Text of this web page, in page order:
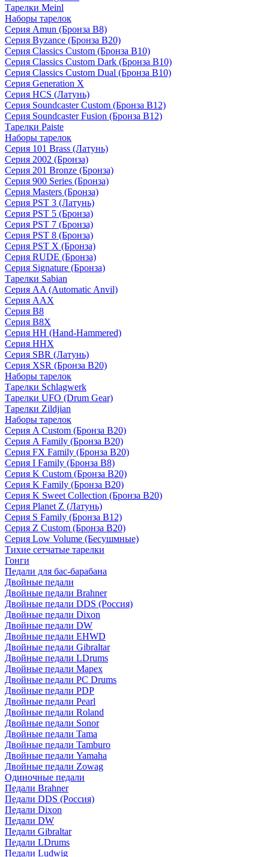
Тарелки Meinl
Наборы тарелок
Серия Amun (Бронза B8)
Серия Byzance (Бронза B20)
Серия Classics Custom (Бронза B10)
Серия Classics Custom Dark (Бронза B10)
Серия Classics Custom Dual (Бронза B10)
Серия Generation X
Серия HCS (Латунь)
Серия Soundcaster Custom (Бронза B12)
Серия Soundcaster Fusion (Бронза B12)
Тарелки Paiste
Наборы тарелок
Серия 101 Brass (Латунь)
Серия 2002 (Бронза)
Серия 201 Bronze (Бронза)
Серия 900 Series (Бронза)
Серия Masters (Бронза)
Серия PST 3 (Латунь)
Серия PST 5 (Бронза)
Серия PST 7 (Бронза)
Серия PST 8 (Бронза)
Серия PST X (Бронза)
Серия RUDE (Бронза)
Серия Signature (Бронза)
Тарелки Sabian
Серия AA (Automatic Anvil)
Серия AAX
Серия B8
Серия B8X
Серия HH (Hand-Hammered)
Серия HHX
Серия SBR (Латунь)
Серия XSR (Бронза B20)
Наборы тарелок
Тарелки Schlagwerk
Тарелки UFO (Drum Gear)
Тарелки Zildjian
Наборы тарелок
Серия A Custom (Бронза B20)
Серия A Family (Бронза B20)
Серия FX Family (Бронза B20)
Серия I Family (Бронза B8)
Серия K Custom (Бронза B20)
Серия K Family (Бронза B20)
Серия K Sweet Collection (Бронза B20)
Серия Planet Z (Латунь)
Серия S Family (Бронза B12)
Серия Z Custom (Бронза B20)
Серия Low Volume (Бесушмные)
Тихие сетчатые тарелки
Гонги
Педали для бас-барабана
Двойные педали
Двойные педали Brahner
Двойные педали DDS (Россия)
Двойные педали Dixon
Двойные педали DW
Двойные педали EHWD
Двойные педали Gibraltar
Двойные педали LDrums
Двойные педали Mapex
Двойные педали PC Drums
Двойные педали PDP
Двойные педали Pearl
Двойные педали Roland
Двойные педали Sonor
Двойные педали Tama
Двойные педали Tamburo
Двойные педали Yamaha
Двойные педали Zowag
Одиночные педали
Педали Brahner
Педали DDS (Россия)
Педали Dixon
Педали DW
Педали Gibraltar
Педали LDrums
Педали Ludwig